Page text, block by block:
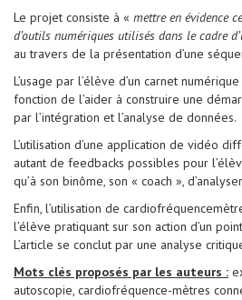
Le projet consiste à « mettre en évidence
d’outils numériques utilisés dans le cadre
au travers de la présentation d’une
L’usage par l’élève d’un carnet
fonction de l’aider à construire une
par l’intégration et l’analyse de données.
L’utilisation d’une application de vidéo
autant de feedbacks possibles pour
qu’à son binôme, son « coach »,
Enfin, l’utilisation de
l’élève pratiquant sur son action d’un
L’article se conclut par une analyse
Mots clés proposés par les auteurs :
autoscopie, cardiofréquence-mètres